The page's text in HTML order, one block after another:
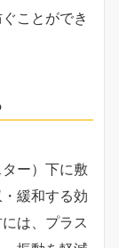
ことができ
ー）下に敷
緩和する効
は、プラス